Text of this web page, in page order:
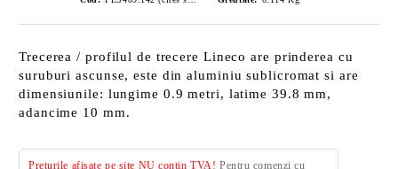
Trecerea / profilul de trecere Lineco are prinderea cu
suruburi ascunse, este din aluminiu sublicromat si are
dimensiunile: lungime 0.9 metri, latime 39.8 mm,
adancime 10 mm.
Preturile afisate pe site NU contin TVA! Pentru comenzi cu